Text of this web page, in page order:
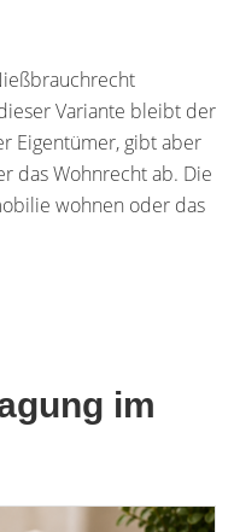
Variante bleibt der
Eigentümer, gibt aber
das Wohnrecht ab. Die
wohnen oder das
im